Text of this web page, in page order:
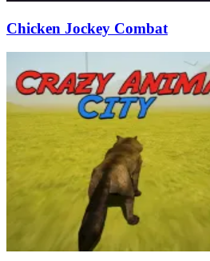
Chicken Jockey Combat